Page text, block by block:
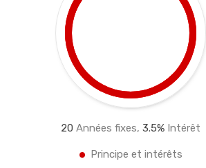
20 Années fixes,3.5% Intérêt
Principe et intérêts